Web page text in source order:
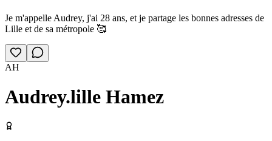
Je m'appelle Audrey, j'ai 28 ans, et je partage les bonnes adresses de
Lille et de sa métropole 🥰
AH
Audrey.lille Hamez